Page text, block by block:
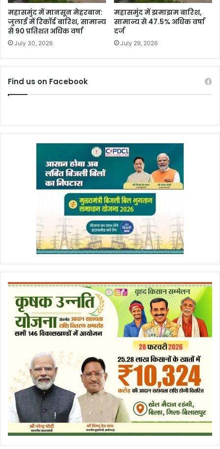
महासमुंद में मानसून मेहरबान:
जुलाई में रिकॉर्ड बारिश, सामान्य
से 90 प्रतिशत अधिक वर्षा
July 30, 2026
महासमुंद में झमाझम बारिश,
सामान्य से 47.5% अधिक वर्षा
दर्ज
July 29, 2026
Find us on Facebook